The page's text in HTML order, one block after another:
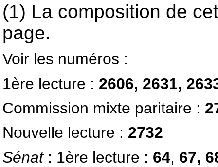
(1) La composition de
page.
Voir les numéros :
1ère lecture : 2606, 2631,
Commission mixte paritaire :
Nouvelle lecture : 2732
Sénat: 1ère lecture : 64, 67,